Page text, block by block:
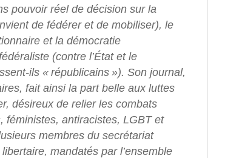
pouvoir réel de décision sur la
de fédérer et de mobiliser), le
et la démocratie
(contre l’État et le
ils « républicains »). Son journal,
fait ainsi la part belle aux luttes
désireux de relier les combats
féministes, antiracistes, LGBT et
membres du secrétariat
mandatés par l’ensemble